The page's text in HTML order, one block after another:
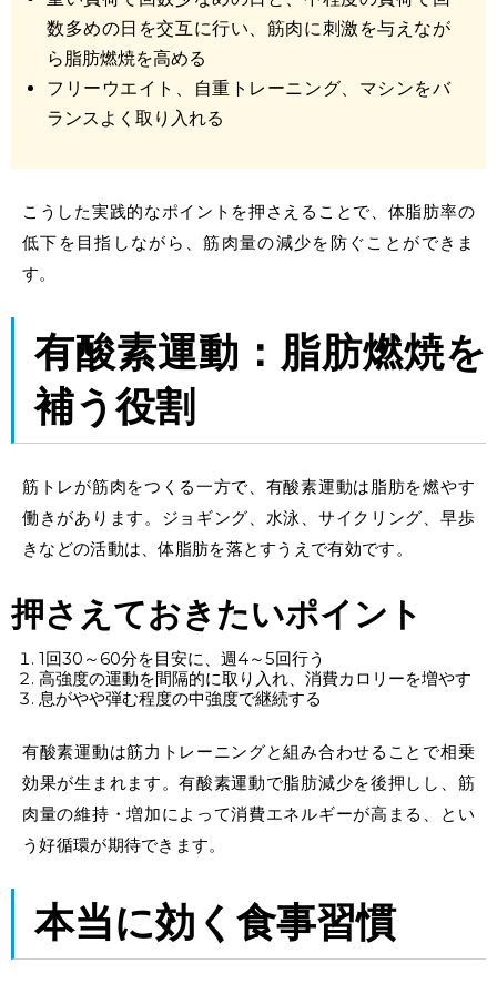
数多めの日を交互に行い、筋肉に刺激を与えなが
ら脂肪燃焼を高める
フリーウエイト、自重トレーニング、マシンをバ
ランスよく取り入れる
こうした実践的なポイントを押さえることで、体脂肪率の
低下を目指しながら、筋肉量の減少を防ぐことができま
す。
有酸素運動： 脂肪燃焼を
補う役割
筋トレが筋肉をつくる一方で、有酸素運動は脂肪を燃やす
働きがあります。ジョギング、水泳、サイクリング、早歩
きなどの活動は、体脂肪を落とすうえで有効です。
押さえておきたいポイント
1回30～60分を目安に、週4～5回行う
高強度の運動を間隔的に取り入れ、消費カロリーを増やす
息がやや弾む程度の中強度で継続する
有酸素運動は筋力トレーニングと組み合わせることで相乗
効果が生まれます。有酸素運動で脂肪減少を後押しし、筋
肉量の維持・増加によって消費エネルギーが高まる、とい
う好循環が期待できます。
本当に効く食事習慣